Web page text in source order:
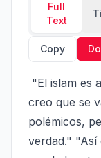
Full
Text
Copy
creo que se
polémicos,
verdad." "Así